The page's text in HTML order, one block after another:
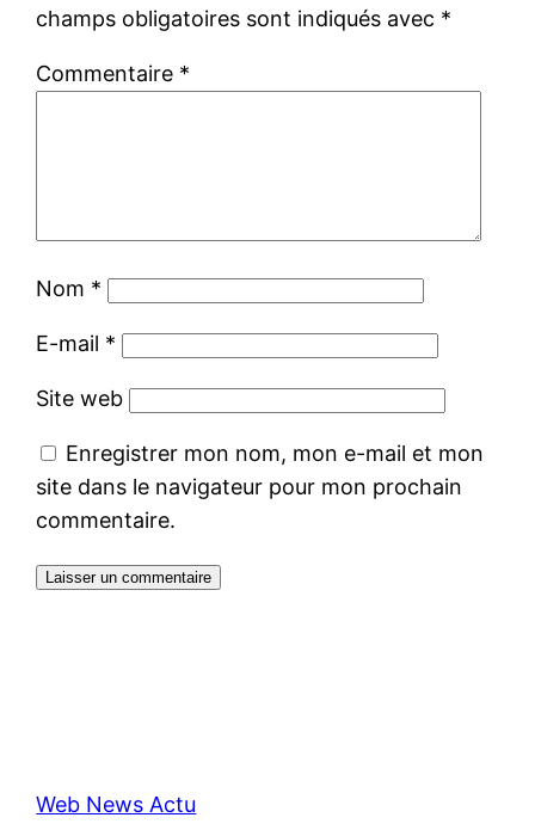
champs obligatoires sont indiqués avec *
Commentaire *
Nom *
E-mail *
Site web
Enregistrer mon nom, mon e-mail et mon
site dans le navigateur pour mon prochain
commentaire.
Web News Actu